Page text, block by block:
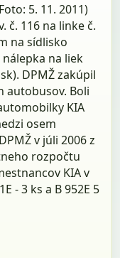
5. 11. 2011)
č. 116 na linke č.
na sídlisko
na liek
DPMŽ zakúpil
autobusov. Boli
KIA
osem
v júli 2006 z
rozpočtu
KIA v
- 3 ks a B 952E 5